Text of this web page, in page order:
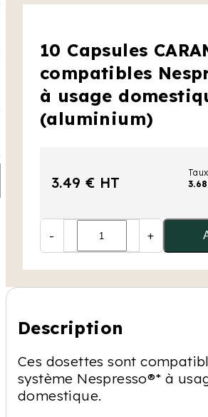
10 Capsules
compatibles
à usage
(aluminium)
3.49 € HT
- +
Description
Ces dosettes sont
système Nespresso®* à
domestique.